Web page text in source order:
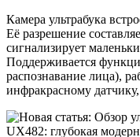
Камера ультрабука
Её разрешение
сигнализирует
Поддерживается
распознавание лица),
инфракрасному